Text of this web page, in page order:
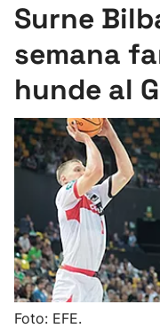
Pelota
Remo
Baloncesto
Ciclismo
Herri-kirolak
Balonmano
Surne
semana
hunde al
Foto: EFE.